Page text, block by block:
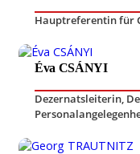
Hauptreferentin für
Éva CSÁNYI
Dezernatsleiterin,